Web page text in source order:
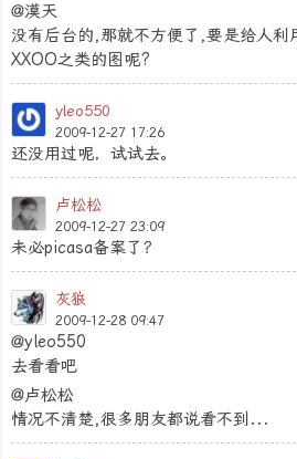
@漠天
没有后台的,那就不方便了,要是给人利
XXOO之类的图呢?
yleo550
2009-12-27 17:26
还没用过呢，试试去。
卢松松
2009-12-27 23:09
未必picasa备案了？
灰狼
2009-12-28 09:47
@yleo550
去看看吧
@卢松松
情况不清楚,很多朋友都说看不到...